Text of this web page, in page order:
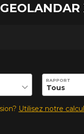
de ce
RAPPORT
Utilisez notre